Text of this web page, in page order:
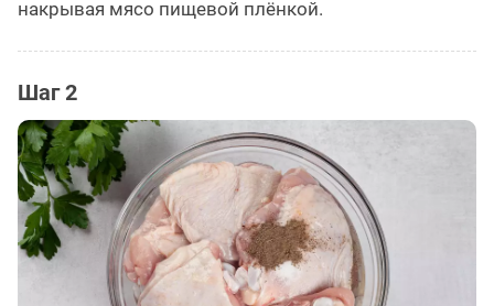
накрывая мясо пищевой плёнкой.
Шаг 2